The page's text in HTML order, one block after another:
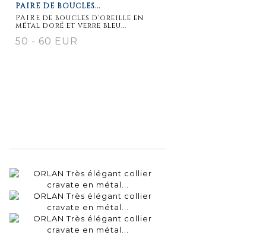
PAIRE DE BOUCLES...
PAIRE de boucles d'oreille en
métal doré et verre bleu...
50 - 60 EUR